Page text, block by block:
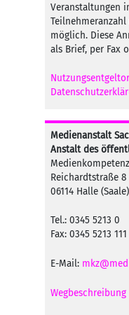
Veranstaltungen
möglich. Diese
als Brief, per Fax
Medienanstalt
Anstalt des
Reichardtstraße 8
06114 Halle (Saale)
Tel.: 0345 5213 0
Fax: 0345 5213 111
E-Mail:
Wegbeschreibung